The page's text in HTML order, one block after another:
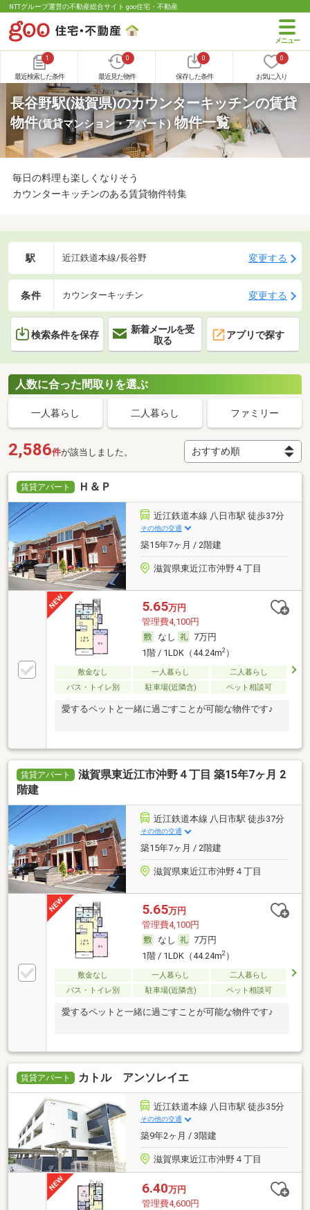
NTTグループ運営の不動産総合サイト goo住宅・不動産
1
最近検索した条件
0
最近見た物件
0
保存した条件
0
お気に入り
長谷野駅(滋賀県)のカウンターキッチンの賃貸
物件(賃貸マンション・アパート)物件一覧
毎日の料理も楽しくなりそう
カウンターキッチンのある賃貸物件特集
駅 近江鉄道本線/長谷野 変更する
条件 カウンターキッチン 変更する
検索条件を保存
新着メールを受
取る
アプリで探す
人数に合った間取りを選ぶ
一人暮らし 二人暮らし ファミリー
2,586件が該当しました。
賃貸アパート Ｈ＆Ｐ
近江鉄道本線 八日市駅 徒歩37分
その他の交通
築15年7ヶ月 / 2階建
滋賀県東近江市沖野４丁目
5.65万円
管理費4,100円
なし
7万円
1階 / 1LDK（44.24m2）
敷金なし 一人暮らし
二人暮らし
バス・トイレ別
駐車場(近隣含) ペット相談可
愛するペットと一緒に過ごすことが可能な物件です♪
賃貸アパート
滋賀県東近江市沖野４丁目 築15年7ヶ月 2
階建
近江鉄道本線 八日市駅 徒歩37分
その他の交通
築15年7ヶ月 / 2階建
滋賀県東近江市沖野４丁目
5.65万円
管理費4,100円
なし
7万円
1階 / 1LDK（44.24m2）
敷金なし 一人暮らし
二人暮らし
バス・トイレ別
駐車場(近隣含) ペット相談可
愛するペットと一緒に過ごすことが可能な物件です♪
賃貸アパート カトル アンソレイエ
近江鉄道本線 八日市駅 徒歩35分
その他の交通
築9年2ヶ月 / 3階建
滋賀県東近江市沖野４丁目
6.40万円
管理費4,600円